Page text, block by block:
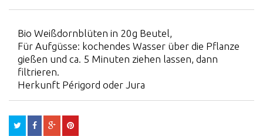
Bio Weißdornblüten in 20g Beutel,
Für Aufgüsse: kochendes Wasser über die Pflanze
gießen und ca. 5 Minuten ziehen lassen, dann
filtrieren.
Herkunft Périgord oder Jura